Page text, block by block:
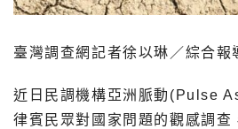
臺灣調查網記者徐以琳／綜合報
近日民調機構亞洲脈動(Pulse
律賓民眾對國家問題的觀感調查